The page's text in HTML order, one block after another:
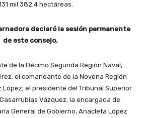
mil 382.4 hectáreas.
declaró la sesión permanente
de este consejo.
de la Décimo Segunda Región Naval,
el comandante de la Novena Región
López; el presidente del Tribunal Superior
Vázquez; la encargada de
General de Gobierno, Anacleta López